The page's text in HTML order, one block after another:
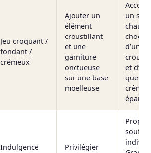
Jeu croquant /
fondant /
crémeux
Ajouter un
élément
croustillant
et une
garniture
onctueuse
sur une base
moelleuse
un
chaud
d’une
et
crème
épaisse
Indulgence
Privilégier
soufflé